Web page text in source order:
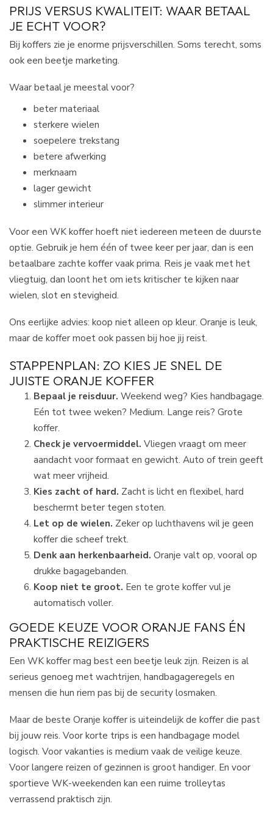
PRIJS VERSUS KWALITEIT: WAAR BETAAL
JE ECHT VOOR?
Bij koffers zie je enorme prijsverschillen. Soms terecht, soms
ook een beetje marketing.
Waar betaal je meestal voor?
beter materiaal
sterkere wielen
soepelere trekstang
betere afwerking
merknaam
lager gewicht
slimmer interieur
Voor een WK koffer hoeft niet iedereen meteen de duurste
optie. Gebruik je hem één of twee keer per jaar, dan is een
betaalbare zachte koffer vaak prima. Reis je vaak met het
vliegtuig, dan loont het om iets kritischer te kijken naar
wielen, slot en stevigheid.
Ons eerlijke advies: koop niet alleen op kleur. Oranje is leuk,
maar de koffer moet ook passen bij hoe jij reist.
STAPPENPLAN: ZO KIES JE SNEL DE
JUISTE ORANJE KOFFER
Bepaal je reisduur. Weekend weg? Kies handbagage.
Eén tot twee weken? Medium. Lange reis? Grote
koffer.
Check je vervoermiddel. Vliegen vraagt om meer
aandacht voor formaat en gewicht. Auto of trein geeft
wat meer vrijheid.
Kies zacht of hard. Zacht is licht en flexibel, hard
beschermt beter tegen stoten.
Let op de wielen. Zeker op luchthavens wil je geen
koffer die scheef trekt.
Denk aan herkenbaarheid. Oranje valt op, vooral op
drukke bagagebanden.
Koop niet te groot. Een te grote koffer vul je
automatisch voller.
GOEDE KEUZE VOOR ORANJE FANS ÉN
PRAKTISCHE REIZIGERS
Een WK koffer mag best een beetje leuk zijn. Reizen is al
serieus genoeg met wachtrijen, handbagageregels en
mensen die hun riem pas bij de security losmaken.
Maar de beste Oranje koffer is uiteindelijk de koffer die past
bij jouw reis. Voor korte trips is een handbagage model
logisch. Voor vakanties is medium vaak de veilige keuze.
Voor langere reizen of gezinnen is groot handiger. En voor
sportieve WK-weekenden kan een ruime trolleytas
verrassend praktisch zijn.